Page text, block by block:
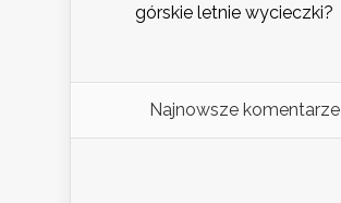
górskie letnie wycieczki?
Najnowsze komentarze